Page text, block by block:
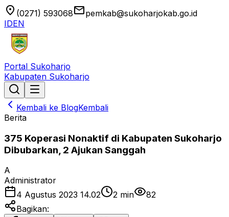
location_on (0271) 593068emailpemkab@sukoharjokab.go.id
IDEN
Portal Sukoharjo
Kabupaten Sukoharjo
Kembali ke BlogKembali
Berita
375 Koperasi Nonaktif di Kabupaten Sukoharjo
Dibubarkan, 2 Ajukan Sanggah
A
Administrator
4 Agustus 2023 14.02
2 min
82
Bagikan: